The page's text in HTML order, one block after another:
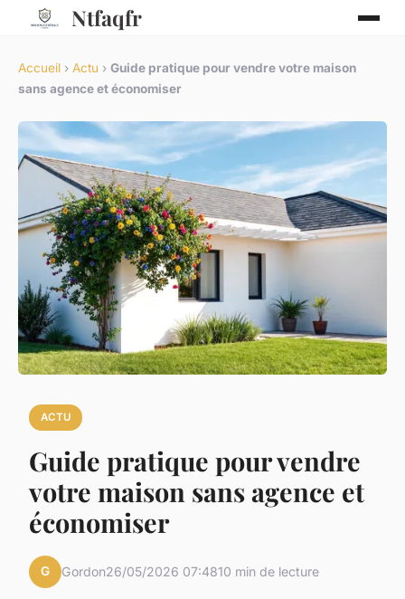
Ntfaqfr
Accueil › Actu › Guide pratique pour vendre votre maison
sans agence et économiser
ACTU
Guide pratique pour vendre
votre maison sans agence et
économiser
G Gordon26/05/2026 07:4810 min de lecture